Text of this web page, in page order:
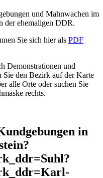
und Mahnwachen im
der ehemaligen DDR.
Sie sich hier als PDF
Demonstrationen und
Sie den Bezirk auf der Karte
alle Orte oder suchen Sie
rechts.
in